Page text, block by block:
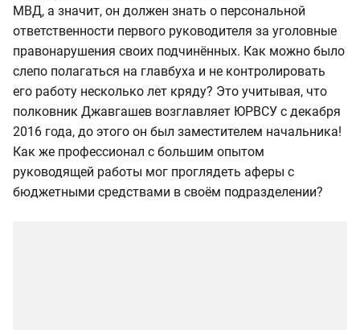
МВД, а значит, он должен знать о персональной
ответственности первого руководителя за уголовные
правонарушения своих подчинённых. Как можно было
слепо полагаться на главбуха и не контролировать
его работу несколько лет кряду? Это учитывая, что
полковник Джавгашев возглавляет ЮРВСУ с декабря
2016 года, до этого он был заместителем начальника!
Как же профессионал с большим опытом
руководящей работы мог проглядеть аферы с
бюджетными средствами в своём подразделении?